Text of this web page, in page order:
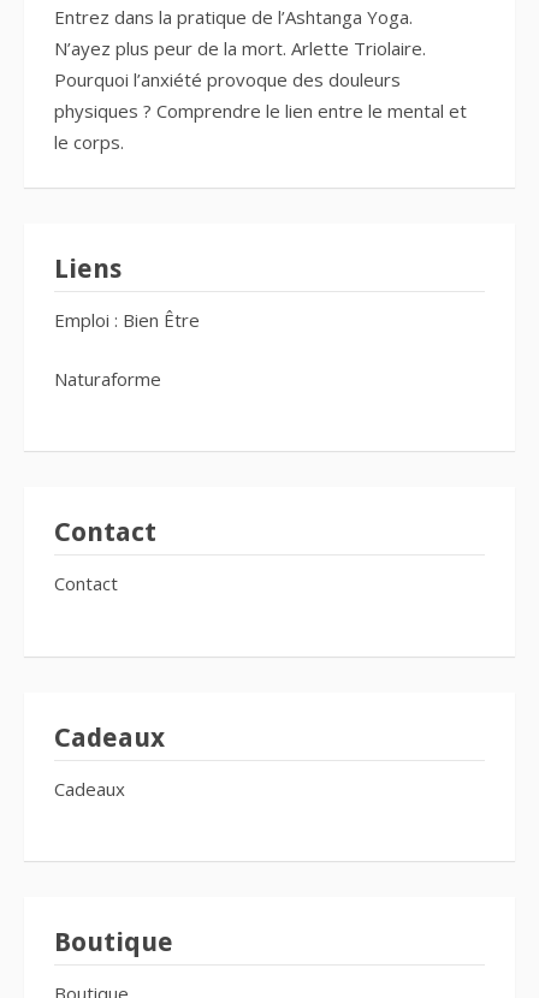
Entrez dans la pratique de l’Ashtanga Yoga.
N’ayez plus peur de la mort. Arlette Triolaire.
Pourquoi l’anxiété provoque des douleurs
physiques ? Comprendre le lien entre le mental et
le corps.
Liens
Emploi : Bien Être
Naturaforme
Contact
Contact
Cadeaux
Cadeaux
Boutique